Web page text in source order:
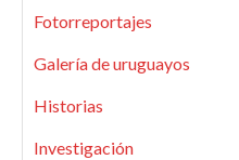
Fotorreportajes
Galería de uruguayos
Historias
Investigación